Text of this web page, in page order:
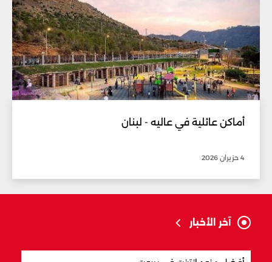
أماكن عائلية في عاليه - لبنان
4 حزيران 2026
آخر الأخبار